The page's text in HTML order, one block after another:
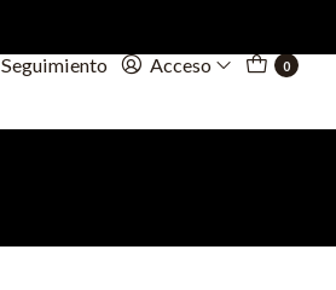
Seguimiento Acceso 0